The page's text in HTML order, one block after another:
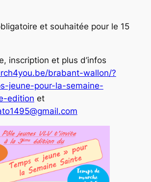
et souhaitée pour le 15
inscription et plus d’infos
brabant-wallon/?
jeune-pour-la-semaine-
edition et